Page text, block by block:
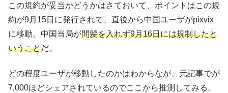
この規約が妥当かどうかはさておいて、ポイントはこの規
約が9月15日に発行されて、直後から中国ユーザがpixvix
に移動。中国当局が間髪を入れず9月16日には規制したと
いうことだ。
どの程度ユーザが移動したのかはわからなが、元記事でが
7,000ほどシェアされているのでここから推測してみる。